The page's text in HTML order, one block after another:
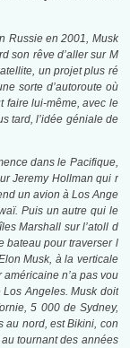
Russie en 2001, Musk
son rêve d’aller sur M
un projet plus ré
sorte d’autoroute où
faire lui-même, avec le
tard, l’idée géniale de
dans le Pacifique,
Jeremy Hollman qui r
un avion à Los Ange
Puis un autre qui le
Marshall sur l’atoll d
bateau pour traverser l
Musk, à la verticale
américaine n’a pas vou
Angeles. Musk doit
5 000 de Sydney,
au nord, est Bikini, con
tournant des années